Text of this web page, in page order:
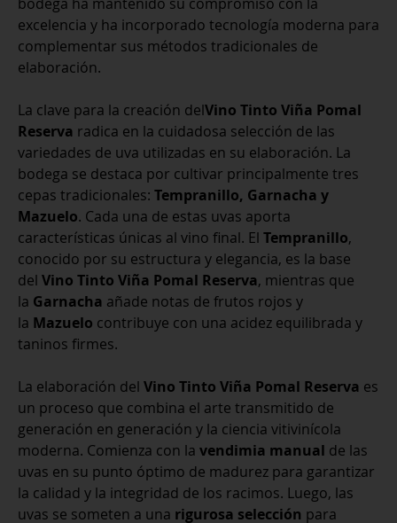
excelencia y ha incorporado tecnología moderna para
complementar sus métodos tradicionales de
elaboración.
La clave para la creación delVino Tinto Viña Pomal
Reserva radica en la cuidadosa selección de las
variedades de uva utilizadas en su elaboración. La
bodega se destaca por cultivar principalmente tres
cepas tradicionales: Tempranillo, Garnacha y
Mazuelo. Cada una de estas uvas aporta
características únicas al vino final. El Tempranillo,
conocido por su estructura y elegancia, es la base
del Vino Tinto Viña Pomal Reserva, mientras que
la Garnacha añade notas de frutos rojos y
la Mazuelo contribuye con una acidez equilibrada y
taninos firmes.
La elaboración del Vino Tinto Viña Pomal Reserva es
un proceso que combina el arte transmitido de
generación en generación y la ciencia vitivinícola
moderna. Comienza con la vendimia manual de las
uvas en su punto óptimo de madurez para garantizar
la calidad y la integridad de los racimos. Luego, las
uvas se someten a una rigurosa selección para